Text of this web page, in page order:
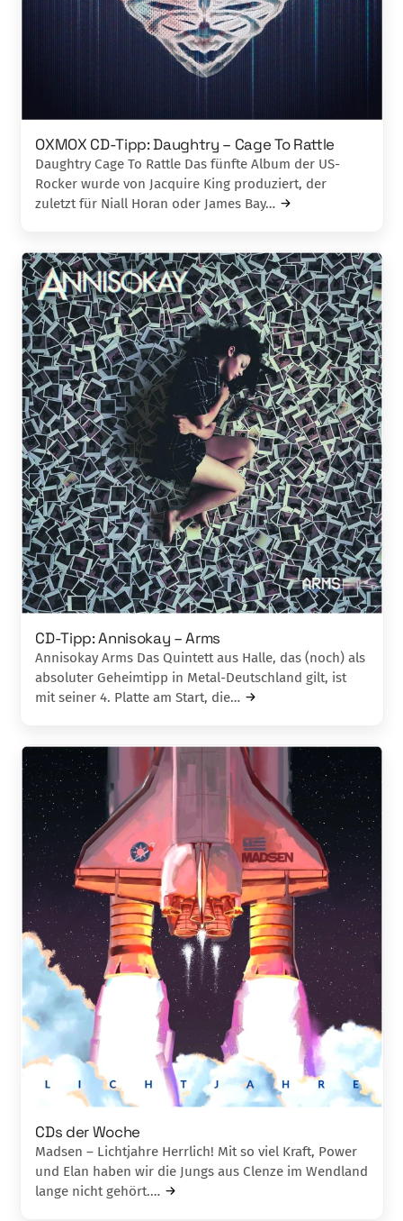
OXMOX CD-Tipp: Daughtry – Cage To Rattle
Daughtry Cage To Rattle Das fünfte Album der US-
Rocker wurde von Jacquire King produziert, der
zuletzt für Niall Horan oder James Bay…
CD-Tipp: Annisokay – Arms
Annisokay Arms Das Quintett aus Halle, das (noch) als
absoluter Geheimtipp in Metal-Deutschland gilt, ist
mit seiner 4. Platte am Start, die…
CDs der Woche
Madsen – Lichtjahre Herrlich! Mit so viel Kraft, Power
und Elan haben wir die Jungs aus Clenze im Wendland
lange nicht gehört.…